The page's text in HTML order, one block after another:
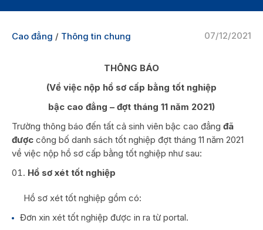
07/12/2021
Cao đẳng / Thông tin chung
THÔNG BÁO
(Về việc nộp hồ sơ cấp bằng tốt nghiệp
bậc cao đẳng – đợt tháng 11 năm 2021)
Trường thông báo đến tất cả sinh viên bậc cao đẳng đã
được công bố danh sách tốt nghiệp đợt tháng 11 năm 2021
về việc nộp hồ sơ cấp bằng tốt nghiệp như sau:
Hồ sơ xét tốt nghiệp
Hồ sơ xét tốt nghiệp gồm có:
Đơn xin xét tốt nghiệp được in ra từ portal.